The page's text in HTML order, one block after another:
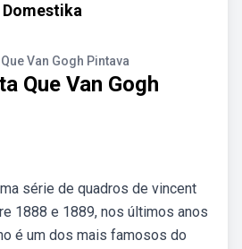
Domestika
Van Gogh Pintava
Que Van Gogh
série de quadros de vincent
1888 e 1889, nos últimos anos
é um dos mais famosos do